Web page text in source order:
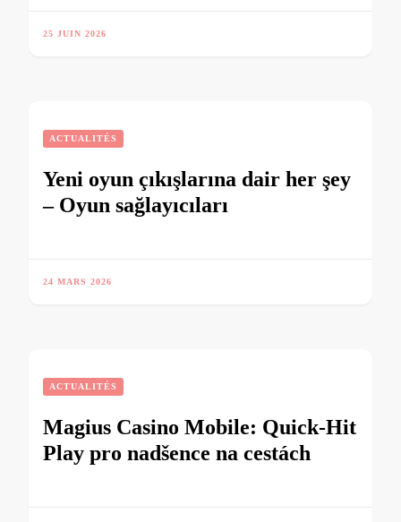
25 JUIN 2026
ACTUALITÉS
Yeni oyun çıkışlarına dair her şey
‒ Oyun sağlayıcıları
24 MARS 2026
ACTUALITÉS
Magius Casino Mobile: Quick‑Hit
Play pro nadšence na cestách